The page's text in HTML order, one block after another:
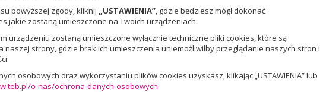
powyższej zgody, kliknij „USTAWIENIA”, gdzie będziesz mógł dokonać
jakie zostaną umieszczone na Twoich urządzeniach.
urządzeniu zostaną umieszczone wyłącznie techniczne pliki cookies, które są
naszej strony, gdzie brak ich umieszczenia uniemożliwiłby przeglądanie naszych stron i
osobowych oraz wykorzystaniu plików cookies uzyskasz, klikając „USTAWIENIA” lub
o-nas/ochrona-danych-osobowych